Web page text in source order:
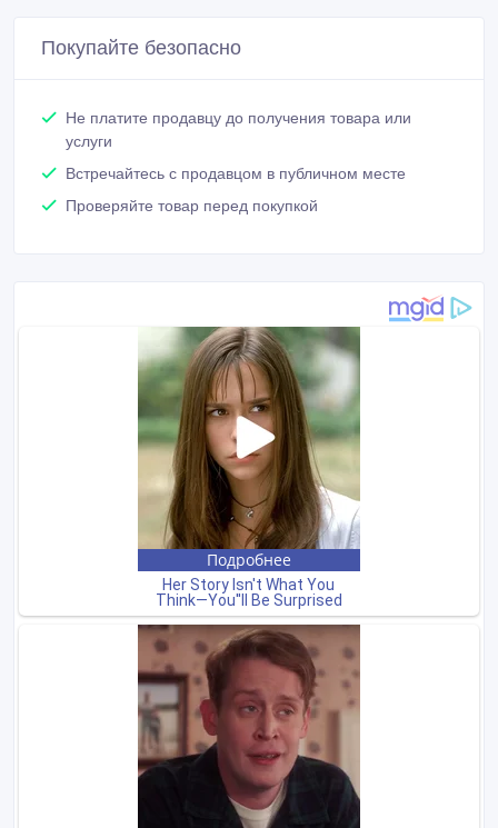
Покупайте безопасно
Не платите продавцу до получения товара или
услуги
Встречайтесь с продавцом в публичном месте
Проверяйте товар перед покупкой